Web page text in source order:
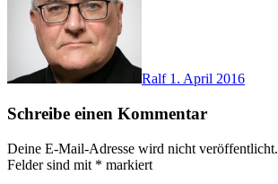
Ralf 1. April 2016
Schreibe einen Kommentar
Deine E-Mail-Adresse wird nicht veröffentlicht.
Felder sind mit * markiert